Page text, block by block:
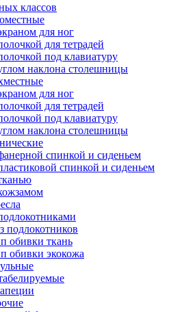
классов
для ног
для тетрадей
под клавиатуру
наклона столешницы
для ног
для тетрадей
под клавиатуру
наклона столешницы
спинкой и сиденьем
спинкой и сиденьем
подлокотников
обивки ткань
обивки экокожа